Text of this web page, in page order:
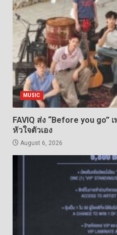
MUSIC
FAVIQ ส่ง “Before you go”
หัวใจตัวเอง
August 6, 2026